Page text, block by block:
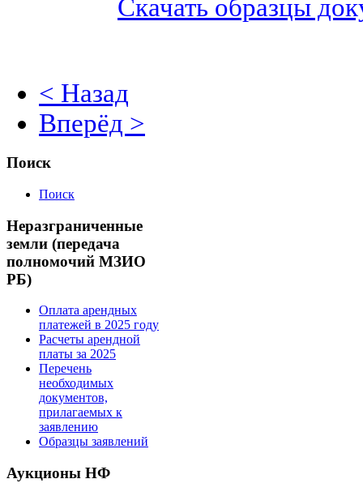
Скачать образцы
< Назад
Вперёд >
Поиск
Поиск
Неразграниченные
земли (передача
полномочий МЗИО
РБ)
Оплата арендных
платежей в 2025 году
Расчеты арендной
платы за 2025
Перечень
необходимых
документов,
прилагаемых к
заявлению
Образцы заявлений
Аукционы НФ